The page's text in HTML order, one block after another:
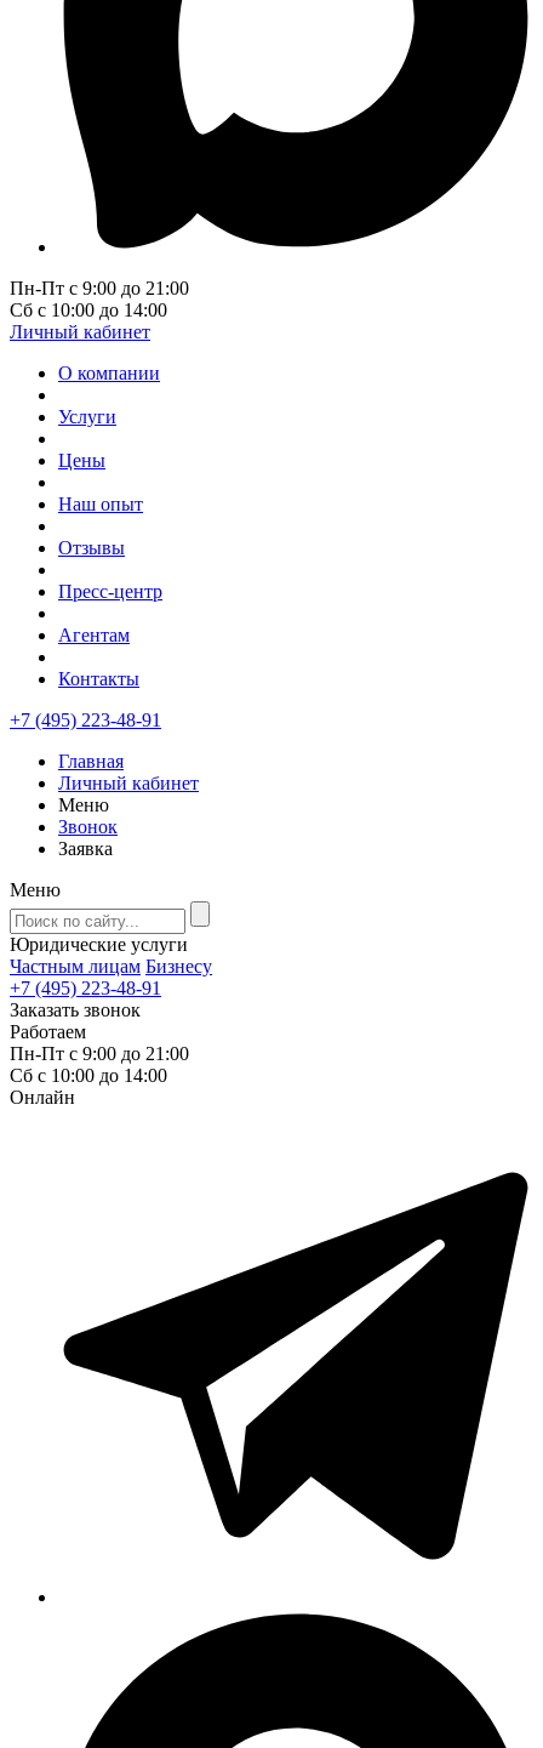
Пн-Пт с 9:00 до 21:00
Сб с 10:00 до 14:00
Личный кабинет
О компании
Услуги
Цены
Наш опыт
Отзывы
Пресс-центр
Агентам
Контакты
+7 (495) 223-48-91
Главная
Личный кабинет
Меню
Звонок
Заявка
Меню
Юридические услуги
Частным лицам Бизнесу
+7 (495) 223-48-91
Заказать звонок
Работаем
Пн-Пт с 9:00 до 21:00
Сб с 10:00 до 14:00
Онлайн